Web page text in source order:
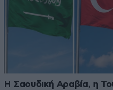
Η Σαουδική Αραβία, η